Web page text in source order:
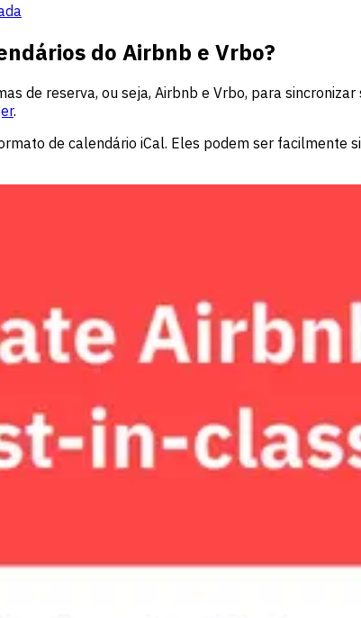
do Airbnb e Vrbo?
de reserva, ou seja, Airbnb e Vrbo, para
.
de calendário iCal. Eles podem ser facilmente